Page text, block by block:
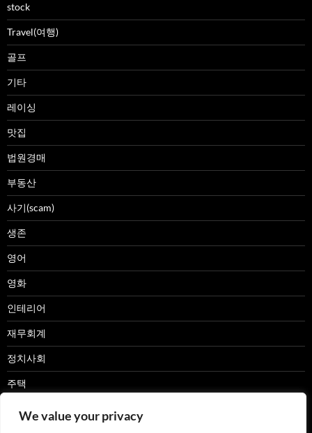
We value your privacy
stock
Travel(여행)
골프
기타
레이싱
맛집
법원경매
부동산
사기(scam)
생존
영어
영화
인테리어
재무회계
정치사회
주택
캠핑카